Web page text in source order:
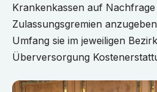
Krankenkassen auf
Zulassungsgremien
Umfang sie im jeweiligen
Überversorgung